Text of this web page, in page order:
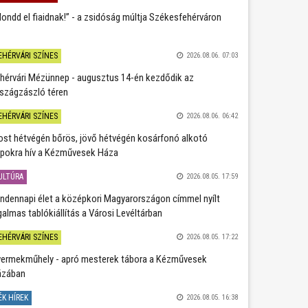
el fiaidnak!” - a zsidóság múltja Székesfehérváron
SZÍNES 2026.08.06. 07:03
Mézünnep - augusztus 14-én kezdődik az
téren
SZÍNES 2026.08.06. 06:42
hétvégén bőrös, jövő hétvégén kosárfonó alkotó
hív a Kézművesek Háza
2026.08.05. 17:59
élet a középkori Magyarországon címmel nyílt
tablókiállítás a Városi Levéltárban
SZÍNES 2026.08.05. 17:22
- apró mesterek tábora a Kézművesek
HÍREK 2026.08.05. 16:38